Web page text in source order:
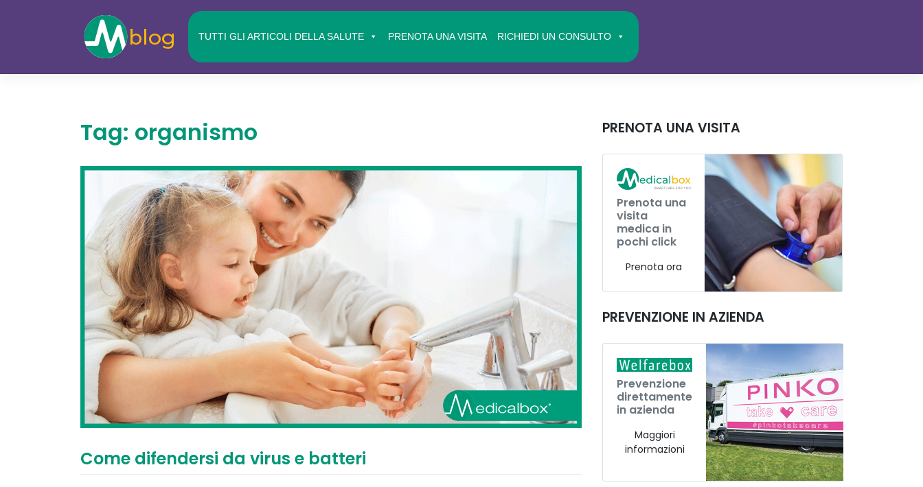
TUTTI GLI ARTICOLI DELLA SALUTE PRENOTA UNA VISITA RICHIEDI UN CONSULTO
Tag: organismo
Come difendersi da virus e batteri
PRENOTA UNA VISITA
Prenota una
visita
medica in
pochi click
Prenota ora
PREVENZIONE IN AZIENDA
Prevenzione
direttamente
in azienda
Maggiori
informazioni